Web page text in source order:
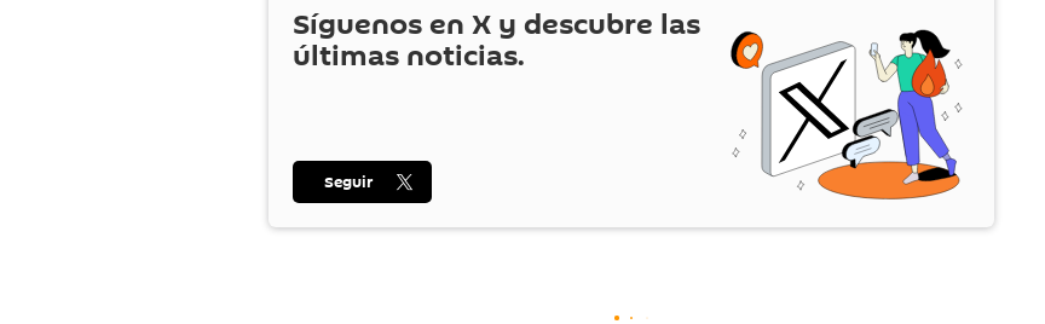
Síguenos en X y descubre las
últimas noticias.
Seguir